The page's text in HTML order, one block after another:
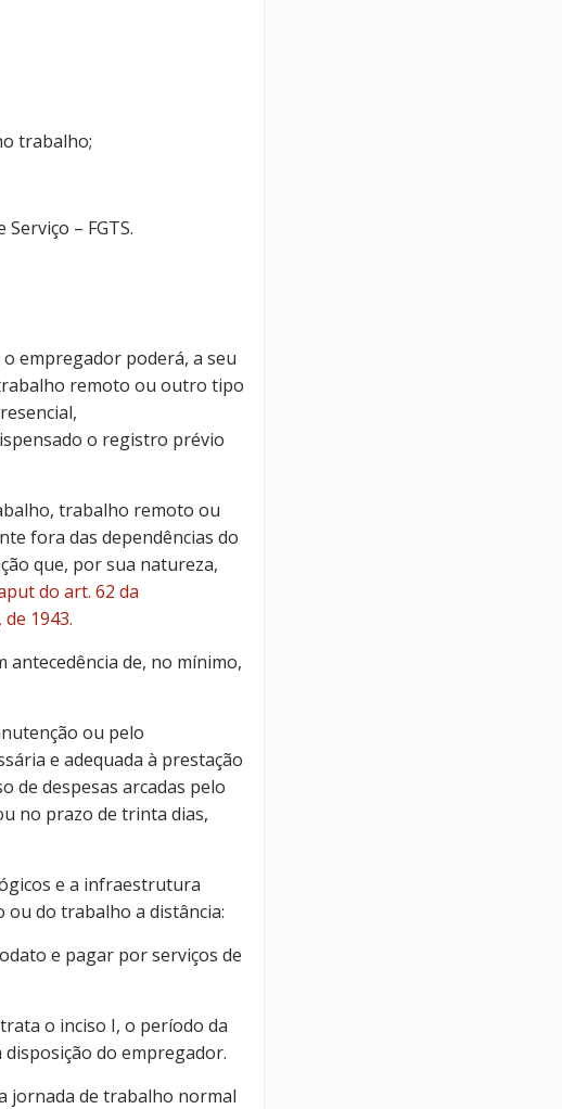
trabalho;
– FGTS.
empregador poderá, a seu
remoto ou outro tipo
o registro prévio
trabalho remoto ou
fora das dependências do
que, por sua natureza,
do art. 62 da
1943.
antecedência de, no mínimo,
ou pelo
e adequada à prestação
de despesas arcadas pelo
no prazo de trinta dias,
e a infraestrutura
do trabalho a distância:
e pagar por serviços de
o inciso I, o período da
do empregador.
jornada de trabalho normal